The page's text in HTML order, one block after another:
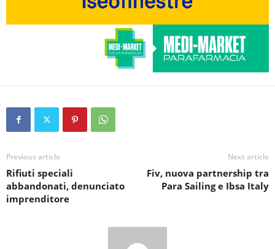
Previous article
Rifiuti speciali
abbandonati, denunciato
imprenditore
Next article
Fiv, nuova partnership tra
Para Sailing e Ibsa Italy